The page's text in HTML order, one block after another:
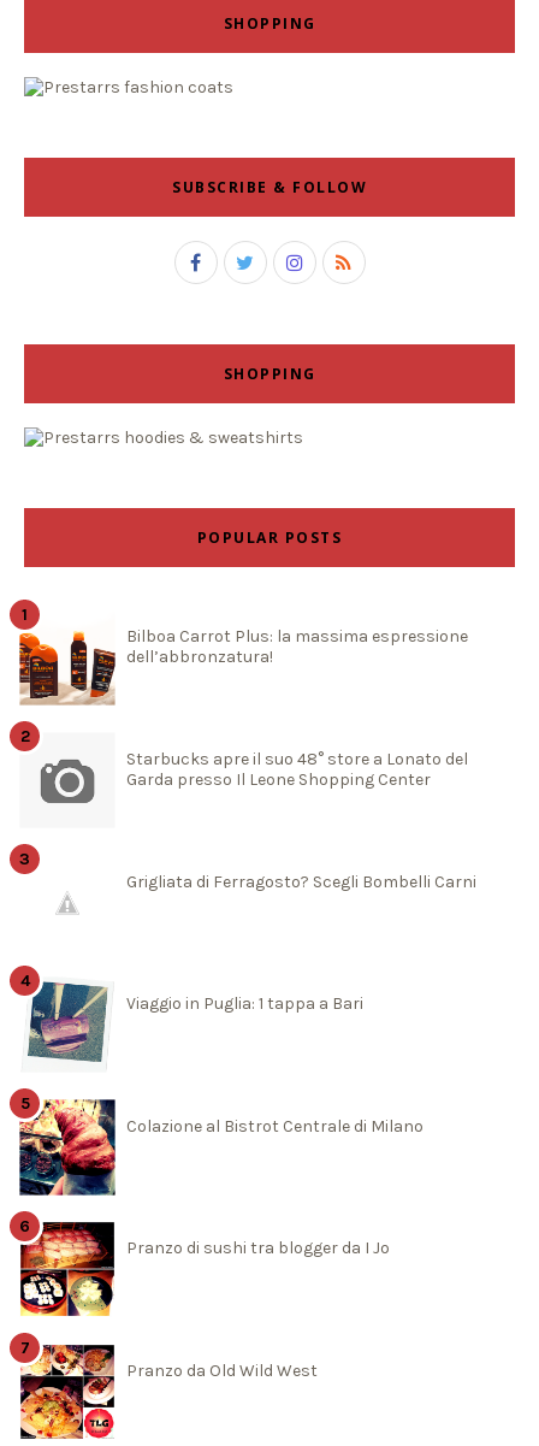
SHOPPING
SUBSCRIBE & FOLLOW
SHOPPING
POPULAR POSTS
Bilboa Carrot Plus: la massima espressione
dell’abbronzatura!
Starbucks apre il suo 48° store a Lonato del
Garda presso Il Leone Shopping Center
Grigliata di Ferragosto? Scegli Bombelli Carni
Viaggio in Puglia: 1 tappa a Bari
Colazione al Bistrot Centrale di Milano
Pranzo di sushi tra blogger da I Jo
Pranzo da Old Wild West